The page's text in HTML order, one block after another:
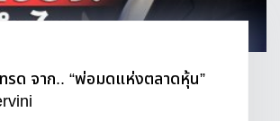
ทรด จาก.. “พ่อมดแห่งตลาดหุ้น”